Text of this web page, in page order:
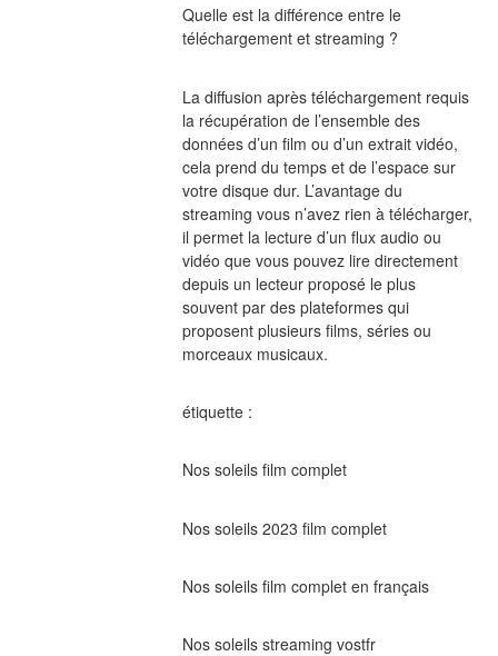
Quelle est la différence entre le
téléchargement et streaming ?
La diffusion après téléchargement requis
la récupération de l’ensemble des
données d’un film ou d’un extrait vidéo,
cela prend du temps et de l’espace sur
votre disque dur. L’avantage du
streaming vous n’avez rien à télécharger,
il permet la lecture d’un flux audio ou
vidéo que vous pouvez lire directement
depuis un lecteur proposé le plus
souvent par des plateformes qui
proposent plusieurs films, séries ou
morceaux musicaux.
étiquette :
Nos soleils film complet
Nos soleils 2023 film complet
Nos soleils film complet en français
Nos soleils streaming vostfr